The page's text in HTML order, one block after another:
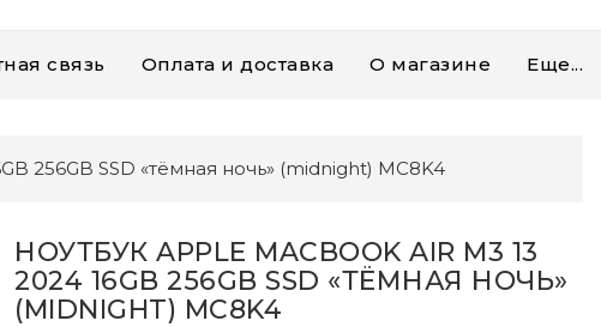
связь Оплата и доставка О магазине Еще...
256GB SSD «тёмная ночь» (midnight) MC8K4
НОУТБУК APPLE MACBOOK AIR M3 13
2024 16GB 256GB SSD «ТЁМНАЯ НОЧЬ»
(MIDNIGHT) MC8K4